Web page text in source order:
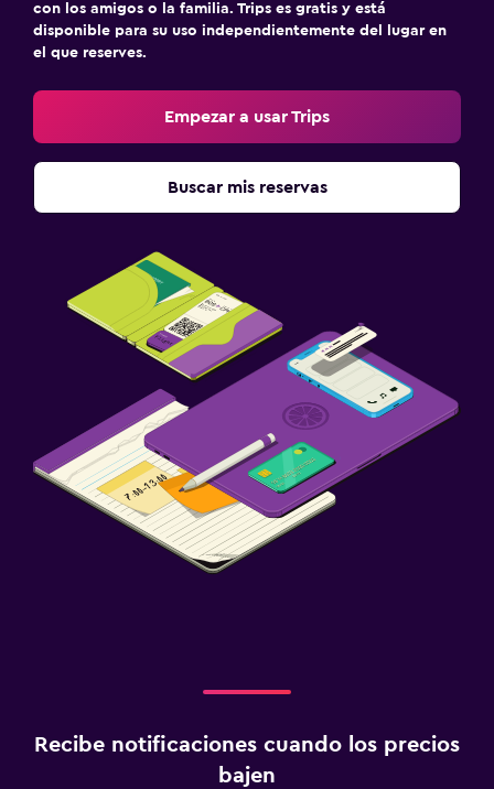
con los amigos o la familia. Trips es gratis y está
disponible para su uso independientemente del lugar en
el que reserves.
Empezar a usar Trips
Buscar mis reservas
Recibe notificaciones cuando los precios
bajen